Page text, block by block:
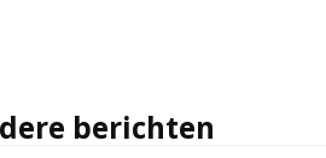
berichten